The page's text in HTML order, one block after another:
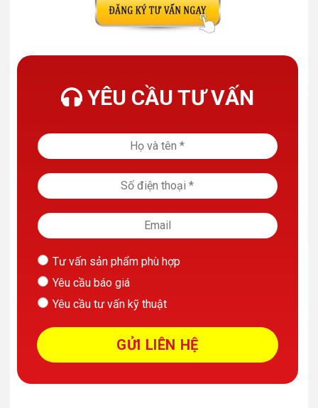
YÊU CẦU TƯ VẤN
Tư vấn sản phẩm phù hợp
Yêu cầu báo giá
Yêu cầu tư vấn kỹ thuật